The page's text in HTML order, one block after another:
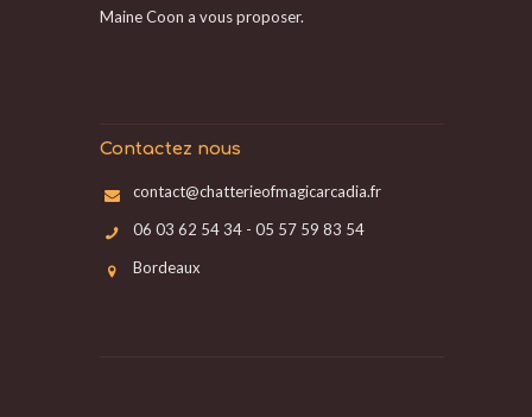
Maine Coon a vous proposer.
Contactez nous
contact@chatterieofmagicarcadia.fr
06 03 62 54 34 - 05 57 59 83 54
Bordeaux